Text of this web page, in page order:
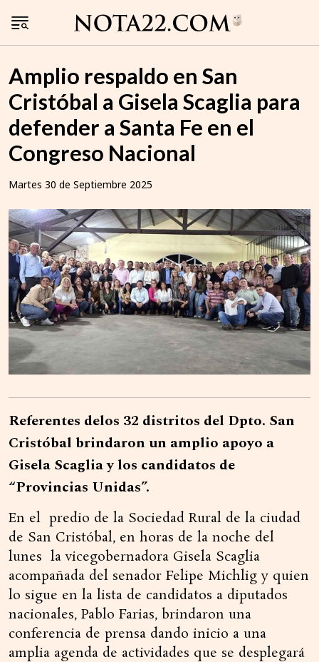
Amplio respaldo en San
Cristóbal a Gisela Scaglia para
defender a Santa Fe en el
Congreso Nacional
Martes 30 de Septiembre 2025
Referentes delos 32 distritos del Dpto. San
Cristóbal brindaron un amplio apoyo a
Gisela Scaglia y los candidatos de
“Provincias Unidas”.
En el predio de la Sociedad Rural de la ciudad
de San Cristóbal, en horas de la noche del
lunes la vicegobernadora Gisela Scaglia
acompañada del senador Felipe Michlig y quien
lo sigue en la lista de candidatos a diputados
nacionales, Pablo Farias, brindaron una
conferencia de prensa dando inicio a una
amplia agenda de actividades que se desplegará